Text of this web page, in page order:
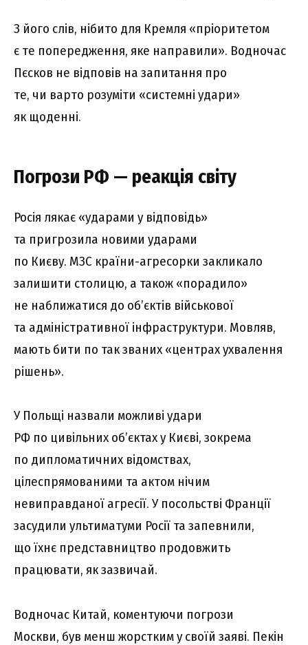
З його слів, нібито для Кремля «пріоритетом
є те попередження, яке направили». Водночас
Пєсков не відповів на запитання про
те, чи варто розуміти «системні удари»
як щоденні.
Погрози РФ — реакція світу
Росія лякає «ударами у відповідь»
та пригрозила новими ударами
по Києву. МЗС країни-агресорки закликало
залишити столицю, а також «порадило»
не наближатися до об’єктів військової
та адміністративної інфраструктури. Мовляв,
мають бити по так званих «центрах ухвалення
рішень».
У Польщі назвали можливі удари
РФ по цивільних об’єктах у Києві, зокрема
по дипломатичних відомствах,
цілеспрямованими та актом нічим
невиправданої агресії. У посольстві Франції
засудили ультиматуми Росії та запевнили,
що їхнє представництво продовжить
працювати, як зазвичай.
Водночас Китай, коментуючи погрози
Москви, був менш жорстким у своїй заяві. Пекін